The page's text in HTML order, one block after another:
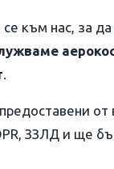
към нас, за
.
ЗЗЛД и ще